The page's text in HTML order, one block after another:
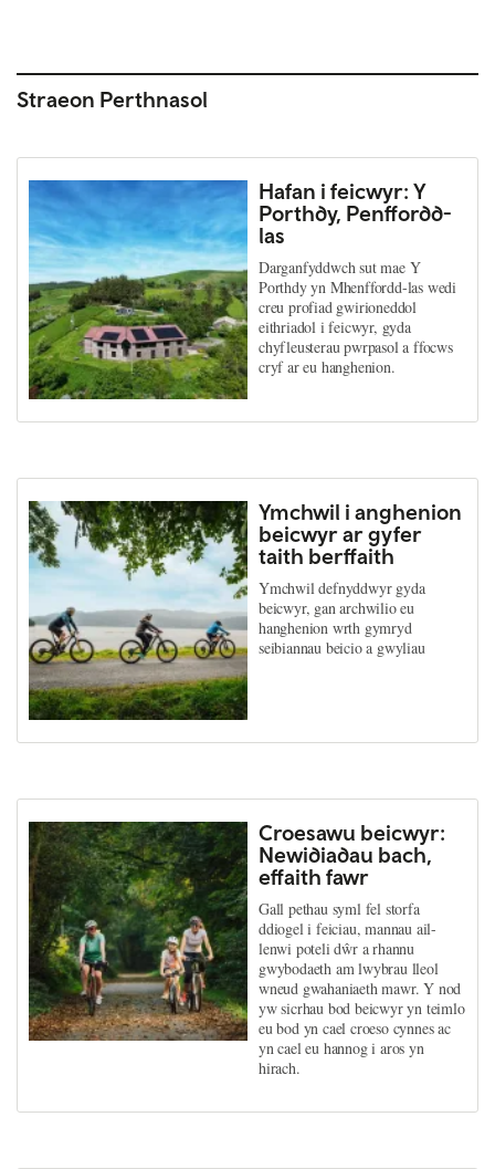
Straeon Perthnasol
Hafan i feicwyr: Y
Porthdy, Penffordd-
las
Darganfyddwch sut mae Y
Porthdy yn Mhenffordd-las wedi
creu profiad gwirioneddol
eithriadol i feicwyr, gyda
chyfleusterau pwrpasol a ffocws
cryf ar eu hanghenion.
Ymchwil i anghenion
beicwyr ar gyfer
taith berffaith
Ymchwil defnyddwyr gyda
beicwyr, gan archwilio eu
hanghenion wrth gymryd
seibiannau beicio a gwyliau
Croesawu beicwyr:
Newidiadau bach,
effaith fawr
Gall pethau syml fel storfa
ddiogel i feiciau, mannau ail-
lenwi poteli dŵr a rhannu
gwybodaeth am lwybrau lleol
wneud gwahaniaeth mawr. Y nod
yw sicrhau bod beicwyr yn teimlo
eu bod yn cael croeso cynnes ac
yn cael eu hannog i aros yn
hirach.